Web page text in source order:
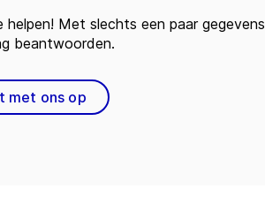
helpen! Met slechts een paar gegevens
beantwoorden.
met ons op